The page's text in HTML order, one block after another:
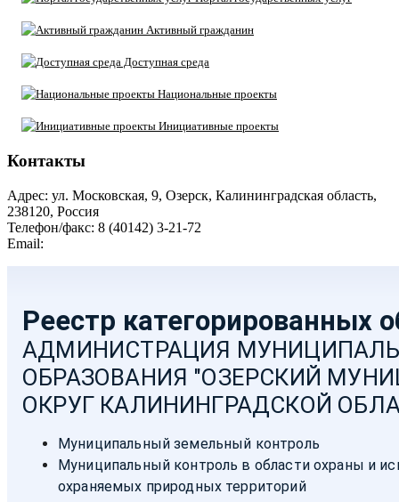
Активный гражданин
Доступная среда
Национальные проекты
Инициативные проекты
Контакты
Адрес: ул. Московская, 9, Озерск, Калининградская область,
238120, Россия
Телефон/факс: 8 (40142) 3-21-72
Email: